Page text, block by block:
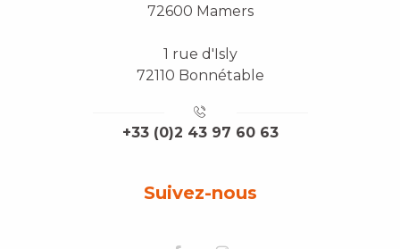
72600 Mamers
1 rue d'Isly
72110 Bonnétable
+33 (0)2 43 97 60 63
Suivez-nous